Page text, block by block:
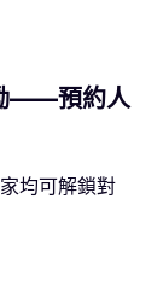
——預約人
均可解鎖對